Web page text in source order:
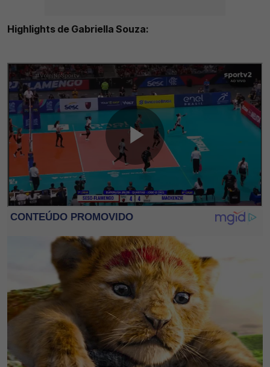
Highlights de Gabriella Souza: